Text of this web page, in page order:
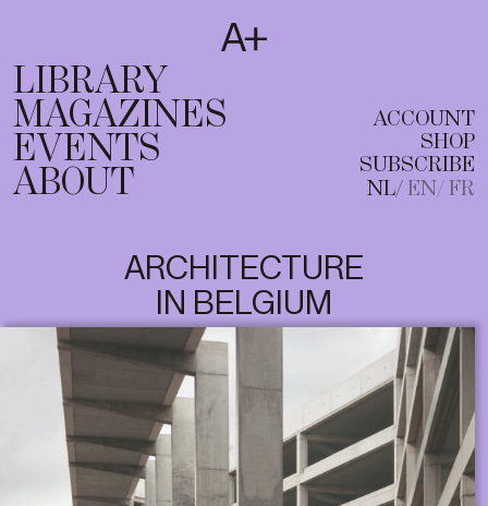
T
EN FR
LIBRARY
MAGAZINES
EVENTS
ABOUT
ACCOUNT
SHOP
SUBSCRIBE
NL EN FR
ARCHITECTURE
IN BELGIUM